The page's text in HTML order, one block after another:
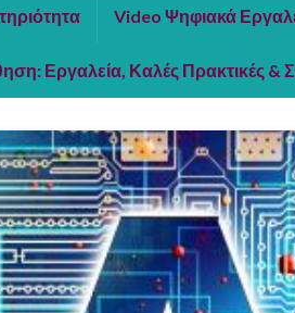
Video Ψηφιακά
Εργαλεία, Καλές Πρακτικές &